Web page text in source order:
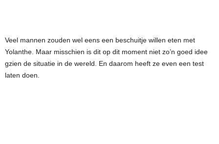
Veel mannen zouden wel eens een beschuitje willen eten met
Yolanthe. Maar misschien is dit op dit moment niet zo’n goed idee
gzien de situatie in de wereld. En daarom heeft ze even een test
laten doen.